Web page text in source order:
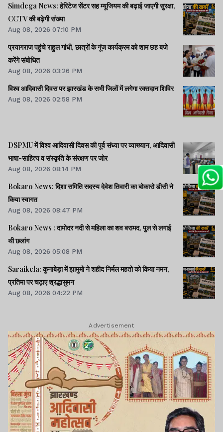
Simdega News: हेरिटेज सेंटर सह म्यूजियम की बढ़ाई जाएगी सुरक्षा,
CCTV की बढ़ेगी संख्या
Aug 08, 2026 07:10 PM
प्रयागराज पहुंचे राहुल गांधी, छात्रों के गूंज कार्यक्रम को शाम छह बजे
करेंगे संबोधित
Aug 08, 2026 03:26 PM
विश्व आदिवासी दिवस पर झारखंड के सभी जिलों में लगेगा रक्तदान शिविर
Aug 08, 2026 02:58 PM
DSPMU में विश्व आदिवासी दिवस की पूर्व संध्या पर व्याख्यान, आदिवासी
भाषा-साहित्य व संस्कृति के संरक्षण पर जोर
Aug 08, 2026 08:14 PM
Bokaro News: दिशा समिति सदस्य देवेश तिवारी का बोकारो डीसी ने
किया स्वागत
Aug 08, 2026 08:47 PM
Bokaro News : दामोदर नदी से महिला का शव बरामद, पुल से लगाई
थी छलांग
Aug 08, 2026 05:08 PM
Saraikela: कुनाबेड़ा में झामुमो ने शहीद निर्मल महतो को किया नमन,
प्रतिमा पर चढ़ाए श्रद्धासुमन
Aug 08, 2026 04:22 PM
Advertisement